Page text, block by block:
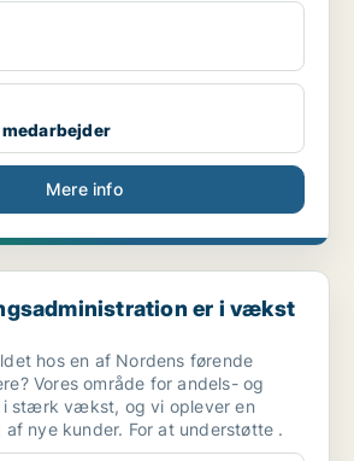
Mere info
er i vækst – bliv...
er i vækst
hos en af Nordens førende
Vores område for andels- og
i stærk vækst, og vi oplever en
nye kunder. For at understøtte .